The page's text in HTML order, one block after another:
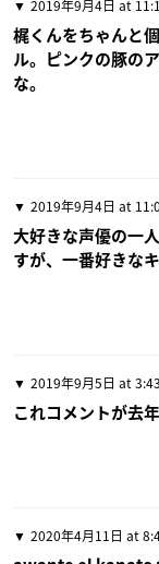
2019年9月4日 at
梶くんをちゃんと
ル。ピンクの豚の
な。
2019年9月4日 at
大好きな声優の一
すが、一番好きな
2019年9月5日 at
これコメントが去
2020年4月11日 at